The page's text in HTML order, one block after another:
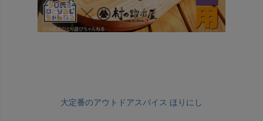
大定番のアウトドアスパイス ほりにし